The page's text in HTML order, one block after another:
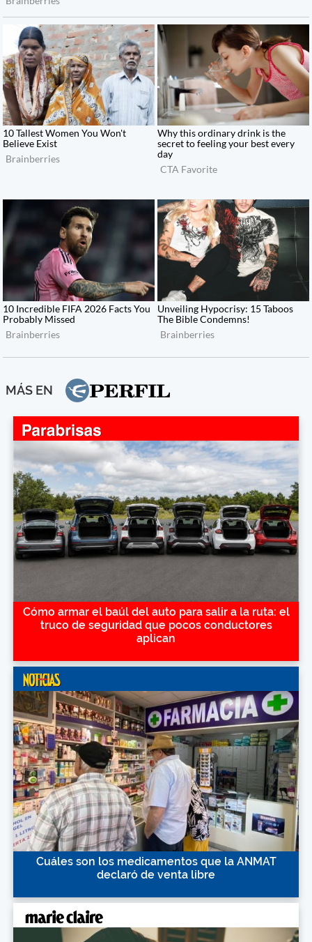
MÁS EN
Cómo armar el baúl del auto para salir a la ruta: el
truco de seguridad que pocos conductores
aplican
Cuáles son los medicamentos que la ANMAT
declaró de venta libre